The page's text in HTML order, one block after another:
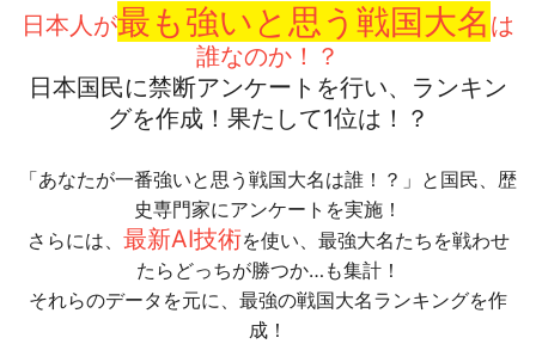
日本人が最も強いと思う戦国大名 は
誰なのか！？
日本国民に禁断アンケートを行い、ランキン
グを作成！果たして1位は！？
「あなたが一番強いと思う戦国大名は誰！？」と国民、歴
史専門家にアンケートを実施！
さらには、 最新AI技術を使い、最強大名たちを戦わせ
たらどっちが勝つか…も集計！
それらのデータを元に、最強の戦国大名ランキングを作
成！